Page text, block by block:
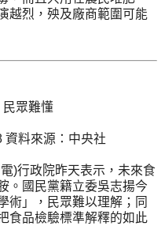
越烈，殃及廠商範圍可能
民眾難懂
資料來源：中央社
)行政院昨天表示，未來食
。國民黨籍立委吳志揚今
術」，民眾難以理解；同
食品檢驗標準解釋的如此